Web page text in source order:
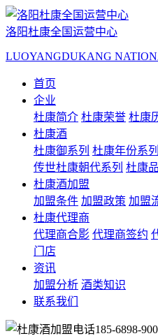
洛阳杜康全国运营中心
LUOYANGDUKANG
首页
企业
杜康简介 杜康荣誉 杜康
杜康酒
杜康御系列 杜康年份系列
传世杜康朝代系列 杜康
杜康酒加盟
加盟条件 加盟政策 加盟
杜康代理商
代理商合影 代理商签约
门店
资讯
加盟分析 酒类知识
联系我们
185-6898-